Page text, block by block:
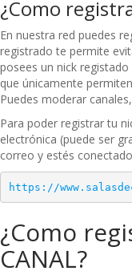
¿Como
En nuestra red puedes
registrado te permite
posees un nick
que únicamente
Puedes moderar
Para poder registrar tu
electrónica (puede ser
correo y estés
https://
¿Como
CANAL?